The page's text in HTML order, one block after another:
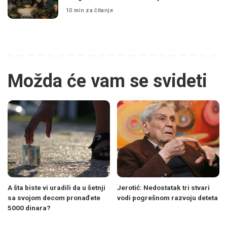
10 min za čitanje
Možda će vam se svideti
A šta biste vi uradili da u šetnji
sa svojom decom pronađete
5000 dinara?
Jerotić: Nedostatak tri stvari
vodi pogrešnom razvoju deteta